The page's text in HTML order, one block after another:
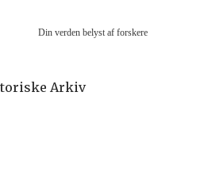
Din verden belyst af forskere
Arkiv